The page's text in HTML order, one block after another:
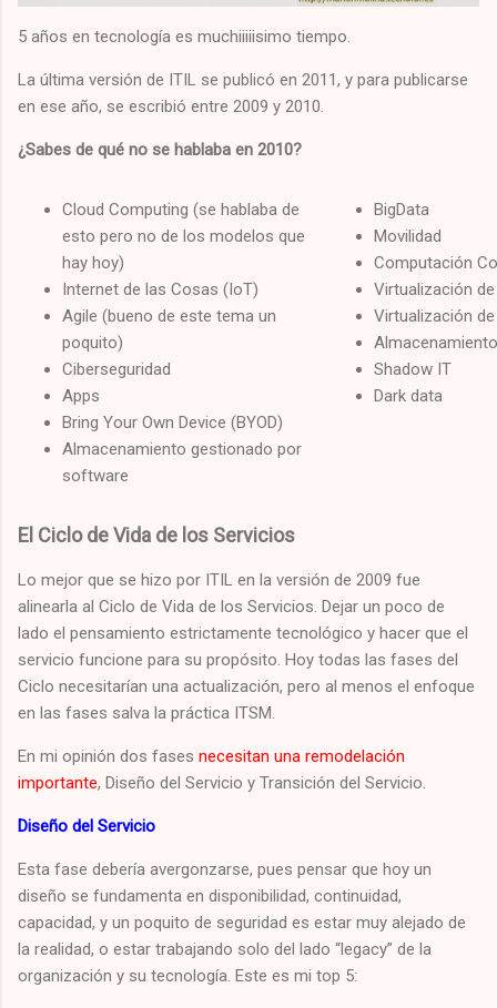
5 años en tecnología es muchiiiiisimo tiempo.
La última versión de ITIL se publicó en 2011, y para publicarse
en ese año, se escribió entre 2009 y 2010.
¿Sabes de qué no se hablaba en 2010?
Cloud Computing (se hablaba de
esto pero no de los modelos que
hay hoy)
Internet de las Cosas (IoT)
Agile (bueno de este tema un
poquito)
Ciberseguridad
Apps
Bring Your Own Device (BYOD)
Almacenamiento gestionado por
software
BigData
Movilidad
Computación
Virtualización
Virtualización
Shadow IT
Dark data
El Ciclo de Vida de los Servicios
Lo mejor que se hizo por ITIL en la versión de 2009 fue
alinearla al Ciclo de Vida de los Servicios. Dejar un poco de
lado el pensamiento estrictamente tecnológico y hacer que el
servicio funcione para su propósito. Hoy todas las fases del
Ciclo necesitarían una actualización, pero al menos el enfoque
en las fases salva la práctica ITSM.
En mi opinión dos fases necesitan una remodelación
importante, Diseño del Servicio y Transición del Servicio.
Diseño del Servicio
Esta fase debería avergonzarse, pues pensar que hoy un
diseño se fundamenta en disponibilidad, continuidad,
capacidad, y un poquito de seguridad es estar muy alejado de
la realidad, o estar trabajando solo del lado “legacy” de la
organización y su tecnología. Este es mi top 5: